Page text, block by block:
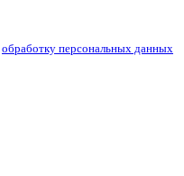
обработку персональных данных